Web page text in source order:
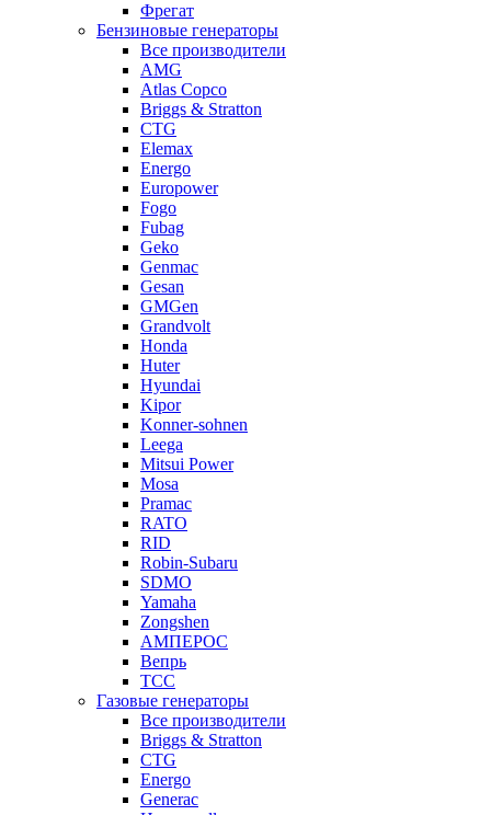
Фрегат
Бензиновые генераторы
Все производители
AMG
Atlas Copco
Briggs & Stratton
CTG
Elemax
Energo
Europower
Fogo
Fubag
Geko
Genmac
Gesan
GMGen
Grandvolt
Honda
Huter
Hyundai
Kipor
Konner-sohnen
Leega
Mitsui Power
Mosa
Pramac
RATO
RID
Robin-Subaru
SDMO
Yamaha
Zongshen
АМПЕРОС
Вепрь
ТСС
Газовые генераторы
Все производители
Briggs & Stratton
CTG
Energo
Generac